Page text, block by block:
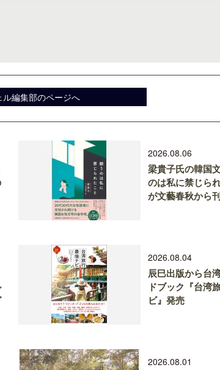
ル編集部のページへ
2026.08.06
梁貴子氏の韓国
のは私に禁じら
が文藝春秋から
2026.08.04
辰巳出版から台
ドブック『台湾
ビ』発売
2026.08.01